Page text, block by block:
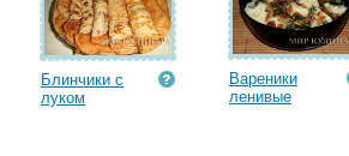
Блинчики с
луком
Вареники
ленивые